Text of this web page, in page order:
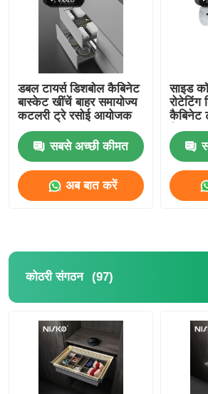
डबल टायर्स डिशबोल कैबिनेट
बास्केट खींचें बाहर समायोज्य
कटलरी ट्रे रसोई आयोजक
सबसे अच्छी कीमत
अब बात करें
साइड
कैबिनेट
सिस्टम
कोठरी संगठन (97)